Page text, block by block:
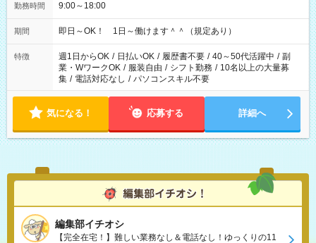
勤務時間 9:00～18:00
期間 即日～OK！ 1日～働けます＾＾（規定あり）
特徴 週1日からOK / 日払いOK / 履歴書不要 / 40～50代活躍中 / 副
業・WワークOK / 服装自由 / シフト勤務 / 10名以上の大量募
集 / 電話対応なし / パソコンスキル不要
気になる！ 応募する 詳細へ
編集部イチオシ
【完全在宅！】難しい業務なし＆電話なし！ゆっくりの11